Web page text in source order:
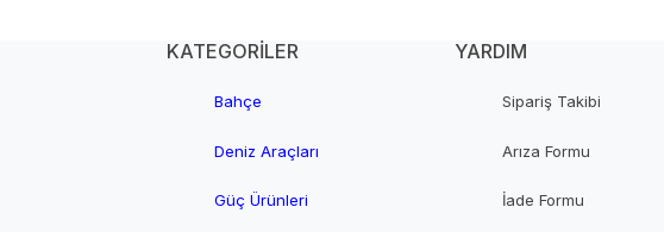
KATEGORİLER
Bahçe
Deniz Araçları
Güç Ürünleri
YARDIM
Sipariş Takibi
Arıza Formu
İade Formu